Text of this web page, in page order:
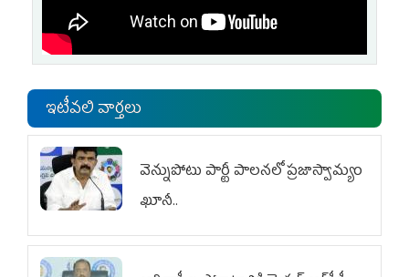
ఇటీవలి వార్తలు
వెన్నుపోటు పార్టీ పాలనలో ప్రజాస్వామ్యం
ఖూనీ..